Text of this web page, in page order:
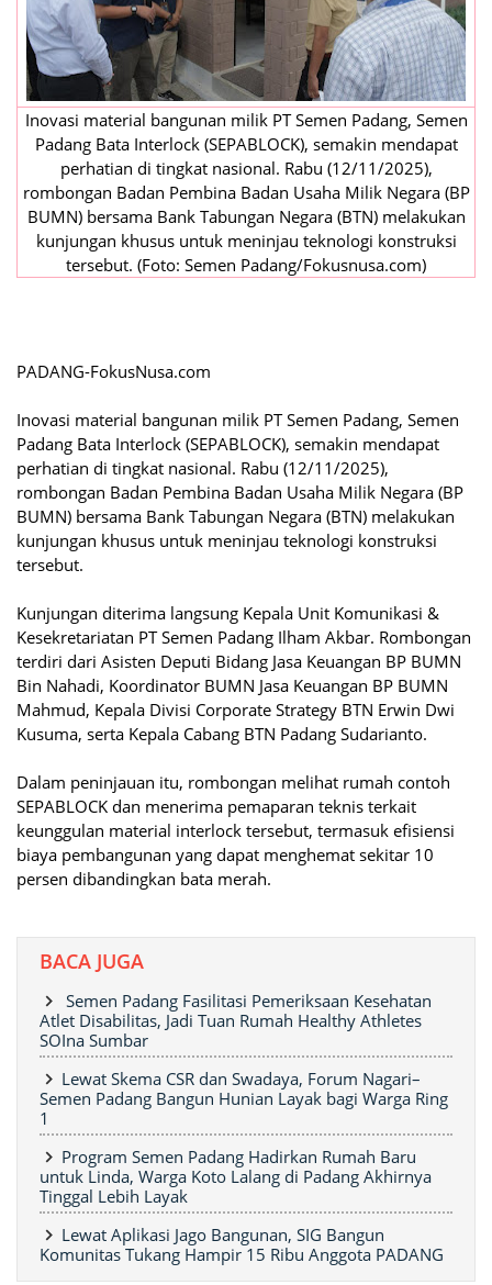
Inovasi material bangunan milik PT Semen Padang, Semen
Padang Bata Interlock (SEPABLOCK), semakin mendapat
perhatian di tingkat nasional. Rabu (12/11/2025),
rombongan Badan Pembina Badan Usaha Milik Negara (BP
BUMN) bersama Bank Tabungan Negara (BTN) melakukan
kunjungan khusus untuk meninjau teknologi konstruksi
tersebut. (Foto: Semen Padang/Fokusnusa.com)
PADANG-FokusNusa.com
Inovasi material bangunan milik PT Semen Padang, Semen
Padang Bata Interlock (SEPABLOCK), semakin mendapat
perhatian di tingkat nasional. Rabu (12/11/2025),
rombongan Badan Pembina Badan Usaha Milik Negara (BP
BUMN) bersama Bank Tabungan Negara (BTN) melakukan
kunjungan khusus untuk meninjau teknologi konstruksi
tersebut.
Kunjungan diterima langsung Kepala Unit Komunikasi &
Kesekretariatan PT Semen Padang Ilham Akbar. Rombongan
terdiri dari Asisten Deputi Bidang Jasa Keuangan BP BUMN
Bin Nahadi, Koordinator BUMN Jasa Keuangan BP BUMN
Mahmud, Kepala Divisi Corporate Strategy BTN Erwin Dwi
Kusuma, serta Kepala Cabang BTN Padang Sudarianto.
Dalam peninjauan itu, rombongan melihat rumah contoh
SEPABLOCK dan menerima pemaparan teknis terkait
keunggulan material interlock tersebut, termasuk efisiensi
biaya pembangunan yang dapat menghemat sekitar 10
persen dibandingkan bata merah.
BACA JUGA
Semen Padang Fasilitasi Pemeriksaan Kesehatan
Atlet Disabilitas, Jadi Tuan Rumah Healthy Athletes
SOIna Sumbar
Lewat Skema CSR dan Swadaya, Forum Nagari–
Semen Padang Bangun Hunian Layak bagi Warga Ring
1
Program Semen Padang Hadirkan Rumah Baru
untuk Linda, Warga Koto Lalang di Padang Akhirnya
Tinggal Lebih Layak
Lewat Aplikasi Jago Bangunan, SIG Bangun
Komunitas Tukang Hampir 15 Ribu Anggota PADANG